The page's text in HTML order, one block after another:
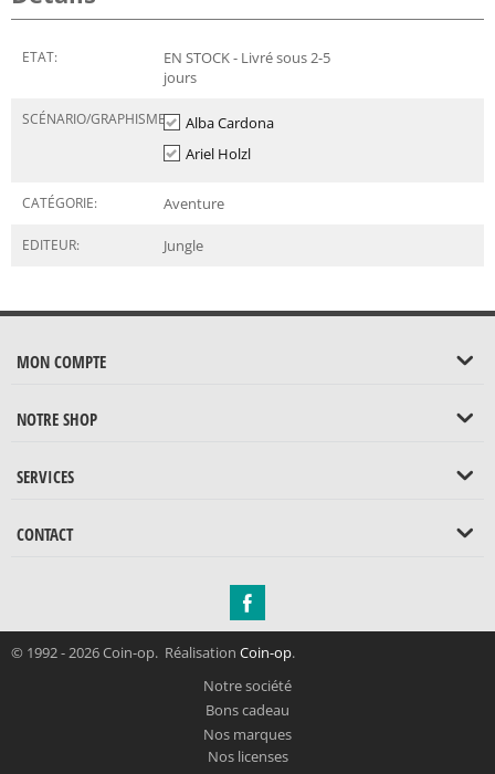
ETAT:
EN STOCK - Livré sous 2-5
jours
SCÉNARIO/GRAPHISME:
Alba Cardona
Ariel Holzl
CATÉGORIE: Aventure
EDITEUR: Jungle
MON COMPTE
NOTRE SHOP
SERVICES
CONTACT
© 1992 - 2026 Coin-op. Réalisation Coin-op.
Notre société
Bons cadeau
Nos marques
Nos licenses